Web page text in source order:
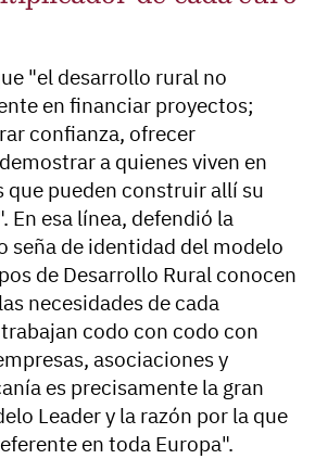
"el desarrollo rural no
en financiar proyectos;
confianza, ofrecer
a quienes viven en
que pueden construir allí su
En esa línea, defendió la
seña de identidad del modelo
de Desarrollo Rural conocen
necesidades de cada
codo con codo con
asociaciones y
es precisamente la gran
Leader y la razón por la que
en toda Europa".